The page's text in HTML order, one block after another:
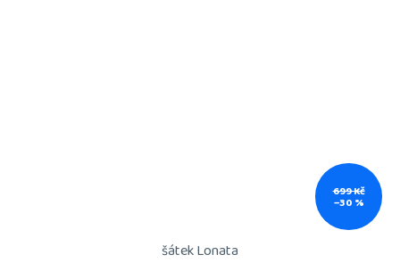
699 Kč
–30 %
šátek Lonata